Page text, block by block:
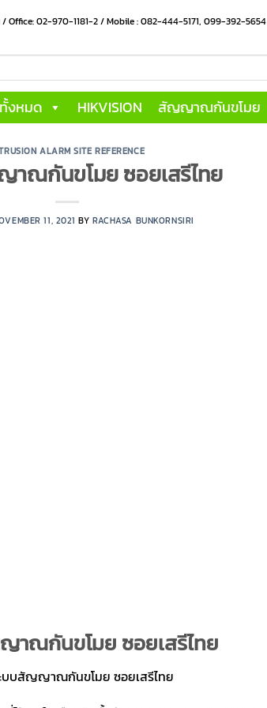
Office: 02-970-1181-2 / Mobile : 082-444-5171, 099-392-5654
งหมด HIKVISION สัญญาณกันขโมย
ALARM SITE REFERENCE
ณกันขโมย ซอยเสรีไทย
11, 2021 BYRACHASA BUNKORNSIRI
ณกันขโมย ซอยเสรีไทย
บบสัญญาณกันขโมย ซอยเสรีไทย